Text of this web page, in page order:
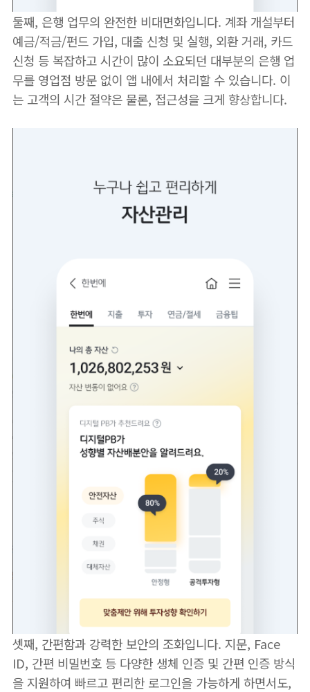
둘째, 은행 업무의 완전한 비대면화입니다. 계좌 개설부터
예금/적금/펀드 가입, 대출 신청 및 실행, 외환 거래, 카드
신청 등 복잡하고 시간이 많이 소요되던 대부분의 은행 업
무를 영업점 방문 없이 앱 내에서 처리할 수 있습니다. 이
는 고객의 시간 절약은 물론, 접근성을 크게 향상합니다.
셋째, 간편함과 강력한 보안의 조화입니다. 지문, Face
ID, 간편 비밀번호 등 다양한 생체 인증 및 간편 인증 방식
을 지원하여 빠르고 편리한 로그인을 가능하게 하면서도,